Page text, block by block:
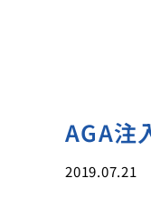
AGA注
2019.07.21